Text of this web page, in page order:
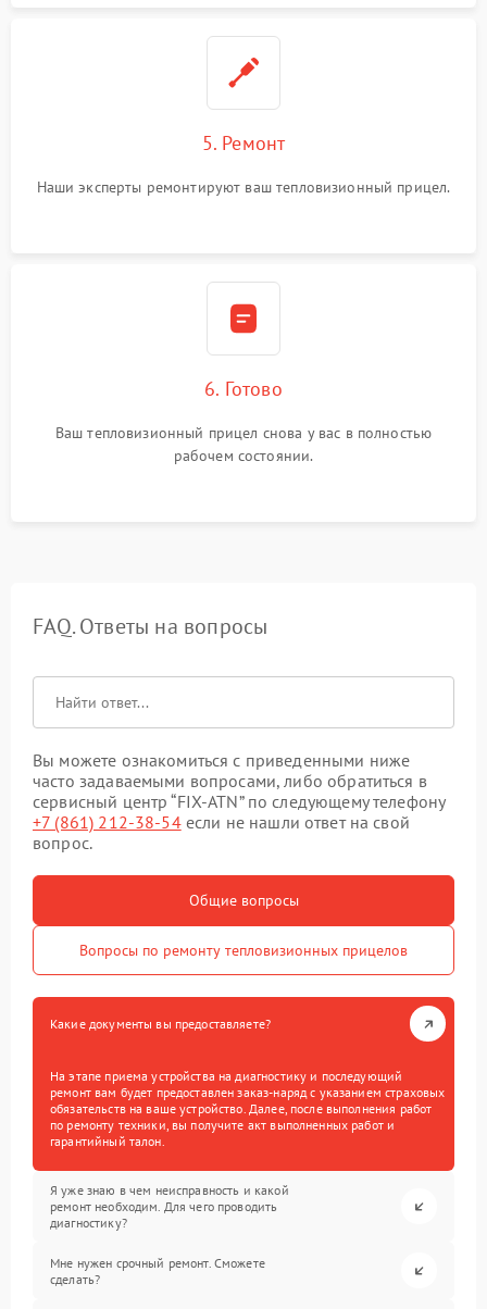
5. Ремонт
Наши эксперты ремонтируют ваш тепловизионный прицел.
6. Готово
Ваш тепловизионный прицел снова у вас в полностью
рабочем состоянии.
FAQ. Ответы на вопросы
Вы можете ознакомиться с приведенными ниже
часто задаваемыми вопросами, либо обратиться в
сервисный центр “FIX-ATN” по следующему телефону
+7 (861) 212-38-54если не нашли ответ на свой
вопрос.
Общие вопросы
Вопросы по ремонту тепловизионных прицелов
Какие документы вы предоставляете?
На этапе приема устройства на диагностику и последующий
ремонт вам будет предоставлен заказ-наряд с указанием страховых
обязательств на ваше устройство. Далее, после выполнения работ
по ремонту техники, вы получите акт выполненных работ и
гарантийный талон.
Я уже знаю в чем неисправность и какой
ремонт необходим. Для чего проводить
диагностику?
Мне нужен срочный ремонт. Сможете
сделать?